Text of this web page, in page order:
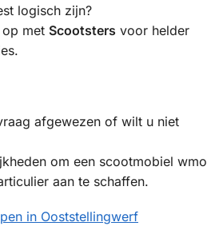
logisch zijn?
met Scootsters voor helder
afgewezen of wilt u niet
om een scootmobiel wmo
aan te schaffen.
in Ooststellingwerf